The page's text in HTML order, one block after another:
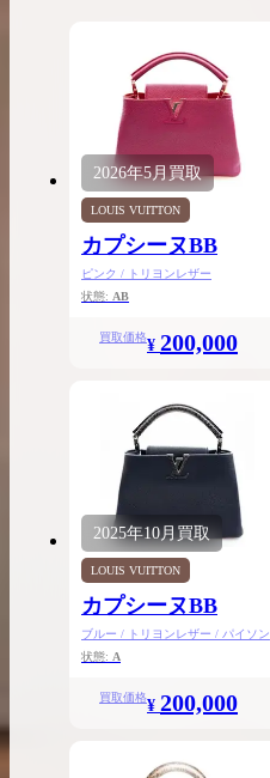
2026年5月買取
LOUIS VUITTON
カプシーヌBB
ピンク / トリヨンレザー
状態: AB
買取価格¥ 200,000
2025年10月買取
LOUIS VUITTON
カプシーヌBB
ブルー / トリヨンレザー / パイソン
状態: A
買取価格¥ 200,000